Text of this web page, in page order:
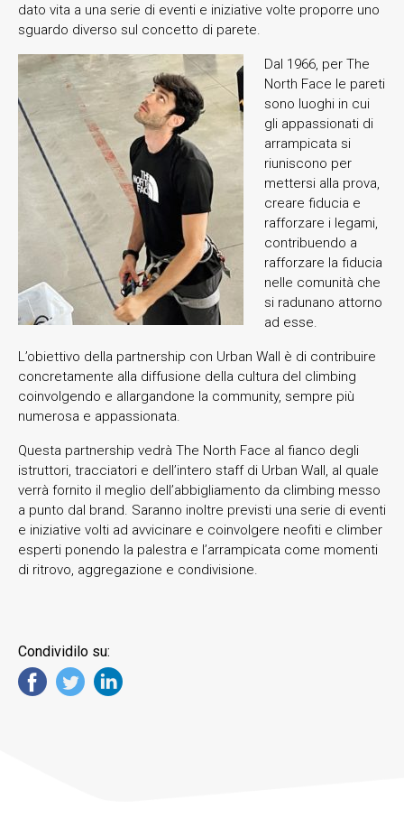
dato vita a una serie di eventi e iniziative volte proporre uno
sguardo diverso sul concetto di parete.
Dal 1966, per The
North Face le pareti
sono luoghi in cui
gli appassionati di
arrampicata si
riuniscono per
mettersi alla prova,
creare fiducia e
rafforzare i legami,
contribuendo a
rafforzare la fiducia
nelle comunità che
si radunano attorno
ad esse.
L’obiettivo della partnership con Urban Wall è di contribuire
concretamente alla diffusione della cultura del climbing
coinvolgendo e allargandone la community, sempre più
numerosa e appassionata.
Questa partnership vedrà The North Face al fianco degli
istruttori, tracciatori e dell’intero staff di Urban Wall, al quale
verrà fornito il meglio dell’abbigliamento da climbing messo
a punto dal brand. Saranno inoltre previsti una serie di eventi
e iniziative volti ad avvicinare e coinvolgere neofiti e climber
esperti ponendo la palestra e l’arrampicata come momenti
di ritrovo, aggregazione e condivisione.
Condividilo su: